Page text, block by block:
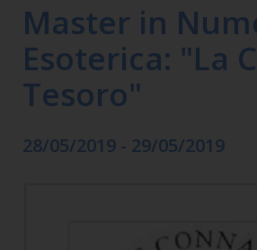
Master in
Esoterica: "La
Tesoro"
28/05/2019 - 29/05/2019